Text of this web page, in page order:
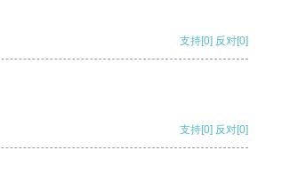
支持[0] 反对[0]
支持[0] 反对[0]